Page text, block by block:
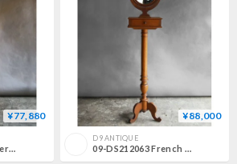
¥77,880
09-MT324334 Barber shop mirror / coat hook 店頭在庫あり
¥88,000
D9 ANTIQUE